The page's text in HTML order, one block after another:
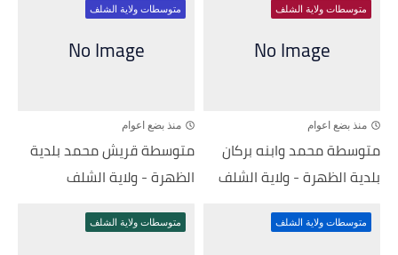
متوسطات ولاية الشلف
منذ بضع اعوام
متوسطة محمد وابنه بركان
بلدية الظهرة - ولاية الشلف
متوسطات ولاية الشلف
منذ بضع اعوام
متوسطة قريش محمد بلدية
الظهرة - ولاية الشلف
متوسطات ولاية الشلف متوسطات ولاية الشلف